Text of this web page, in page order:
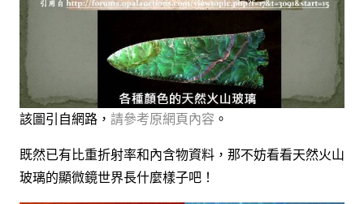
該圖引自網路， 請參考原網頁內容 。
既然已有比重折射率和內含物資料，那不妨看看天然火山
玻璃的顯微鏡世界長什麼樣子吧！